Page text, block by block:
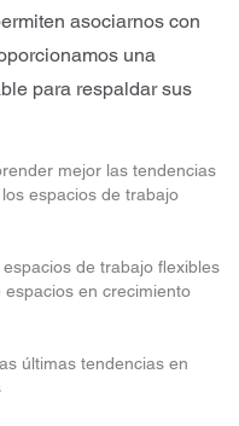
asociarnos con
una
para respaldar sus
mejor las tendencias
espacios de trabajo
de trabajo flexibles
en crecimiento
últimas tendencias en